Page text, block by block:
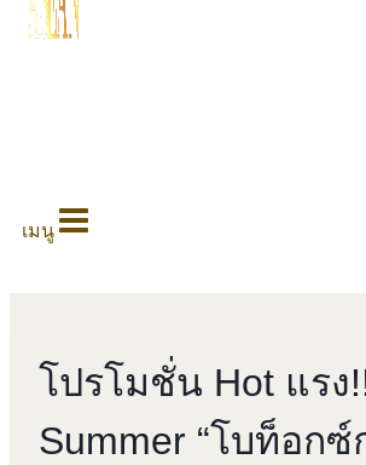
เมนู
โปรโมชั่น Hot แรง
Summer “โบท็อกซ์